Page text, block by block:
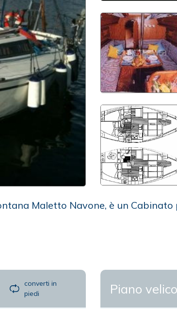
Maletto Navone, è un Cabinato
converti in
piedi
Piano velico